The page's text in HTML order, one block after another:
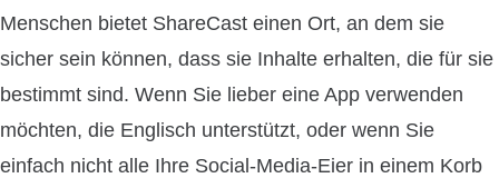
Menschen bietet ShareCast einen Ort, an dem sie
sicher sein können, dass sie Inhalte erhalten, die für sie
bestimmt sind. Wenn Sie lieber eine App verwenden
möchten, die Englisch unterstützt, oder wenn Sie
einfach nicht alle Ihre Social-Media-Eier in einem Korb